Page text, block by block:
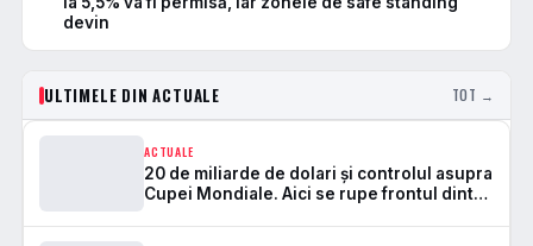
devin
ULTIMELE DIN ACTUALE TOT →
ACTUALE
20 de miliarde de dolari și controlul asupra
Cupei Mondiale. Aici se rupe frontul dintre